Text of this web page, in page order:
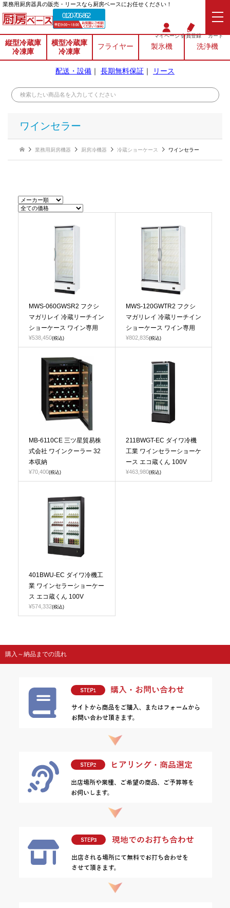
業務⽤厨房器具の販売・リースなら厨房ベースにお任せください！
0120-706-862
マイページ会員登録 カート
縦型冷蔵庫
冷凍庫
横型冷蔵庫
冷凍庫
フライヤー 製氷機 洗浄機
配送・設備 ｜ 長期無料保証 ｜ リース
ワインセラー
業務用厨房機器 厨房冷機器 冷蔵ショーケース ワインセラー
MWS-060GWSR2 フクシ
マガリレイ 冷蔵リーチイン
ショーケース ワイン専用
¥538,450(税込)
MWS-120GWTR2 フクシ
マガリレイ 冷蔵リーチイン
ショーケース ワイン専用
¥802,835(税込)
MB-6110CE 三ツ星貿易株
式会社 ワインクーラー 32
本収納
¥70,400(税込)
211BWGT-EC ダイワ冷機
工業 ワインセラーショーケ
ース エコ蔵くん 100V
¥463,980(税込)
401BWU-EC ダイワ冷機工
業 ワインセラーショーケー
ス エコ蔵くん 100V
¥574,332(税込)
購入～納品までの流れ